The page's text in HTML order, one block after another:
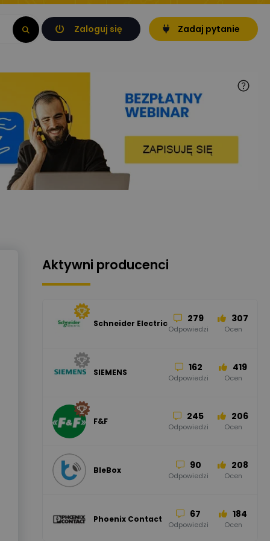
Zaloguj się Zadaj pytanie
Aktywni producenci
Schneider Electric 279
Odpowiedzi
307
Ocen
SIEMENS 162
Odpowiedzi
419
Ocen
F&F 245
Odpowiedzi
206
Ocen
BleBox 90
Odpowiedzi
208
Ocen
Phoenix Contact 67
Odpowiedzi
184
Ocen